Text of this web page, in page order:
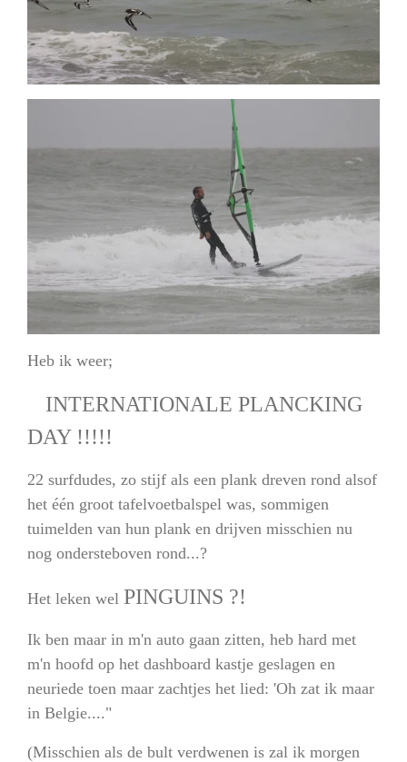
Heb ik weer;
INTERNATIONALE PLANCKING
DAY !!!!!
22 surfdudes, zo stijf als een plank dreven rond alsof
het één groot tafelvoetbalspel was, sommigen
tuimelden van hun plank en drijven misschien nu
nog ondersteboven rond...?
Het leken wel PINGUINS ?!
Ik ben maar in m'n auto gaan zitten, heb hard met
m'n hoofd op het dashboard kastje geslagen en
neuriede toen maar zachtjes het lied: 'Oh zat ik maar
in Belgie...."
(Misschien als de bult verdwenen is zal ik morgen